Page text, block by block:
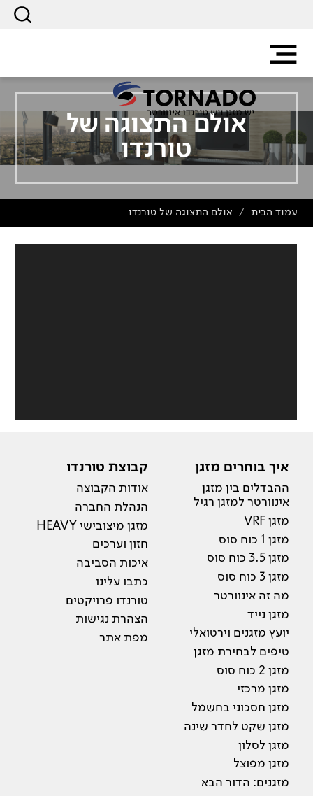
אולם התצוגה של
טורנדו
עמוד הבית / אולם התצוגה של טורנדו
איך בוחרים מזגן
ההבדלים בין מזגן
אינוורטר למזגן רגיל
מזגן VRF
מזגן 1 כוח סוס
מזגן 3.5 כוח סוס
מזגן 3 כוח סוס
מה זה אינוורטר
מזגן נייד
יועץ מזגנים וירטואלי
טיפים לבחירת מזגן
מזגן 2 כוח סוס
מזגן מרכזי
מזגן חסכוני בחשמל
מזגן שקט לחדר שינה
מזגן לסלון
מזגן מפוצל
מזגנים: הדור הבא
קבוצת טורנדו
אודות הקבוצה
הנהלת החברה
מזגן מיצובישי HEAVY
חזון וערכים
איכות הסביבה
כתבו עלינו
טורנדו פרויקטים
הצהרת נגישות
מפת אתר